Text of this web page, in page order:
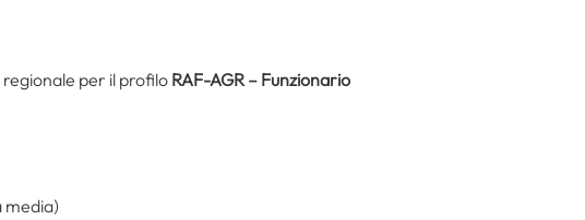
per il profilo RAF-AGR – Funzionario
media)